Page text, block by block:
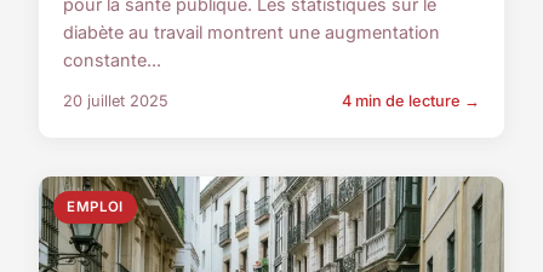
pour la santé publique. Les statistiques sur le
diabète au travail montrent une augmentation
constante...
20 juillet 2025 4 min de lecture →
EMPLOI